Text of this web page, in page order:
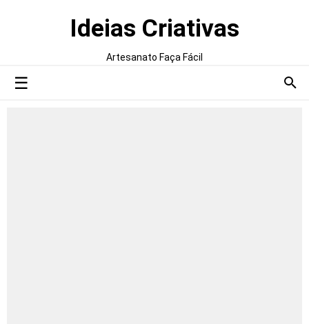
Ideias Criativas
Artesanato Faça Fácil